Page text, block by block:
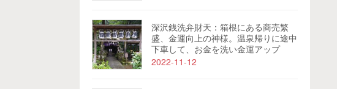
深沢銭洗弁財天：箱根にある商売繁
盛、金運向上の神様。温泉帰りに途中
下車して、お金を洗い金運アップ
2022-11-12